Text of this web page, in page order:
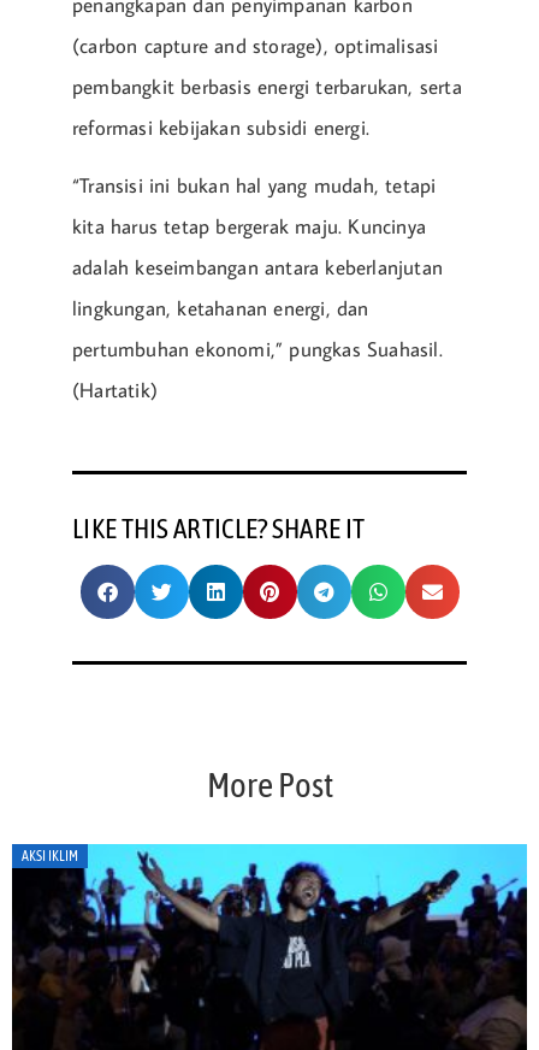
(carbon capture and storage), optimalisasi
pembangkit berbasis energi terbarukan, serta
reformasi kebijakan subsidi energi.
“Transisi ini bukan hal yang mudah, tetapi
kita harus tetap bergerak maju. Kuncinya
adalah keseimbangan antara keberlanjutan
lingkungan, ketahanan energi, dan
pertumbuhan ekonomi,” pungkas Suahasil.
(Hartatik)
LIKE THIS ARTICLE? SHARE IT
More Post
AKSI IKLIM